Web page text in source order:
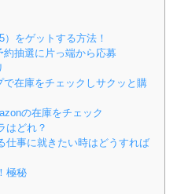
をゲットする方法！
抽選に片っ端から応募
在庫をチェックしサクッと購
の在庫をチェック
はどれ？
仕事に就きたい時はどうすれば
極秘